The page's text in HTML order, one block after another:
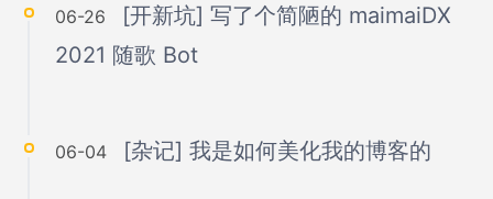
06-26 [开新坑] 写了个简陋的 maimaiDX
2021 随歌 Bot
06-04 [杂记] 我是如何美化我的博客的